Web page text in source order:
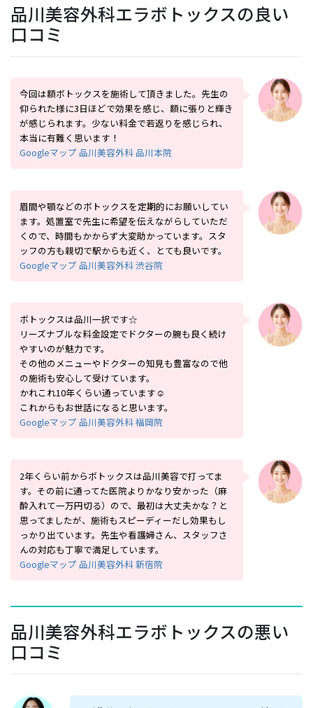
品川美容外科エラボトックスの良い
口コミ
今回は額ボトックスを施術して頂きました。先生の
仰られた様に3日ほどで効果を感じ、額に張りと輝き
が感じられます。少ない料金で若返りを感じられ、
本当に有難く思います！
Googleマップ 品川美容外科 品川本院
眉間や顎などのボトックスを定期的にお願いしてい
ます。処置室で先生に希望を伝えながらしていただ
くので、時間もかからず大変助かっています。スタ
ッフの方も親切で駅からも近く、とても良いです。
Googleマップ 品川美容外科 渋谷院
ボトックスは品川一択です☆
リーズナブルな料金設定でドクターの腕も良く続け
やすいのが魅力です。
その他のメニューやドクターの知見も豊富なので他
の施術も安心して受けています。
かれこれ10年くらい通っています☺︎
これからもお世話になると思います。
Googleマップ 品川美容外科 福岡院
2年くらい前からボトックスは品川美容で打ってま
す。その前に通ってた医院よりかなり安かった（麻
酔入れて一万円切る）ので、最初は大丈夫かな？と
思ってましたが、施術もスピーディーだし効果もし
っかり出ています。先生や看護婦さん、スタッフさ
んの対応も丁寧で満足しています。
Googleマップ 品川美容外科 新宿院
品川美容外科エラボトックスの悪い
口コミ